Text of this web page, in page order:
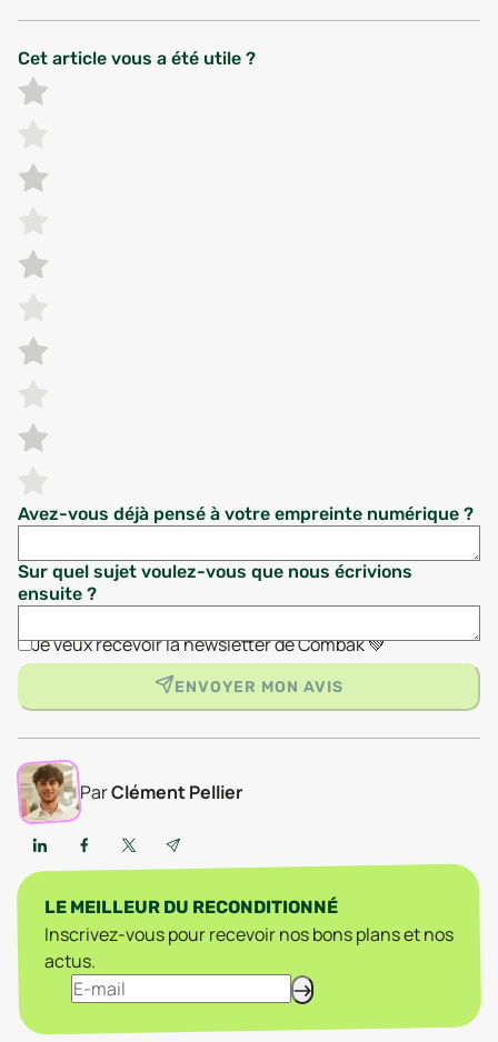
Cet article vous a été utile ?
Avez-vous déjà pensé à votre empreinte numérique ?
Sur quel sujet voulez-vous que nous écrivions
ensuite ?
Je veux recevoir la newsletter de Combak 💚
ENVOYER MON AVIS
ParClément Pellier
LE MEILLEUR DU RECONDITIONNÉ
Inscrivez-vous pour recevoir nos bons plans et nos
actus.